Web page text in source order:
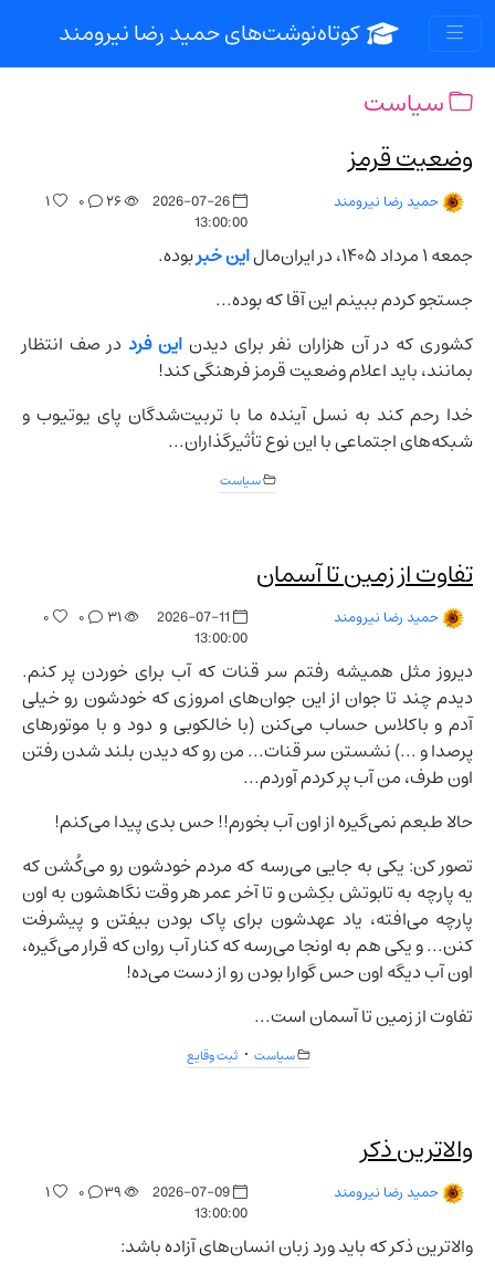
کوتاه‌نوشت‌های حمید رضا نیرومند
سیاست
وضعیت قرمز
حمید رضا نیرومند
2026-07-26
13:00:00
۲۶ ۰ ۱
جمعه ۱ مرداد ۱۴۰۵، در ایران‌مال این خبربوده.
جستجو کردم ببینم این آقا که بوده...
کشوری که در آن هزاران نفر برای دیدن این فرد در صف انتظار
بمانند، باید اعلام وضعیت قرمز فرهنگی کند!
خدا رحم کند به نسل آینده ما با تربیت‌شدگان پای یوتیوب و
شبکه‌های اجتماعی با این نوع تأثیرگذاران...
سیاست
تفاوت از زمین تا آسمان
حمید رضا نیرومند
2026-07-11
13:00:00
۳۱ ۰ ۰
دیروز مثل همیشه رفتم سر قنات که آب برای خوردن پر کنم.
دیدم چند تا جوان از این جوان‌های امروزی که خودشون رو خیلی
آدم و باکلاس حساب می‌کنن (با خالکوبی و دود و با موتورهای
پرصدا و ...) نشستن سر قنات... من رو که دیدن بلند شدن رفتن
اون طرف، من آب پر کردم آوردم...
حالا طبعم نمی‌گیره از اون آب بخورم!! حس بدی پیدا می‌کنم!
تصور کن: یکی به جایی می‌رسه که مردم خودشون رو می‌کُشن که
یه پارچه به تابوتش بکِشن و تا آخر عمر هر وقت نگاهشون به اون
پارچه می‌افته، یاد عهدشون برای پاک بودن بیفتن و پیشرفت
کنن... و یکی هم به اونجا می‌رسه که کنار آب روان که قرار می‌گیره،
اون آب دیگه اون حس گوارا بودن رو از دست می‌ده!
تفاوت از زمین تا آسمان است...
سیاست ثبت وقایع
والاترین ذکر
حمید رضا نیرومند
2026-07-09
13:00:00
۳۹ ۰ ۱
والاترین ذکر که باید ورد زبان انسان‌های آزاده باشد: